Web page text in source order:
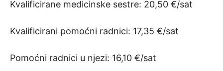
Kvalificirane medicinske sestre: 20,50 €/sat
Kvalificirani pomoćni radnici: 17,35 €/sat
Pomoćni radnici u njezi: 16,10 €/sat